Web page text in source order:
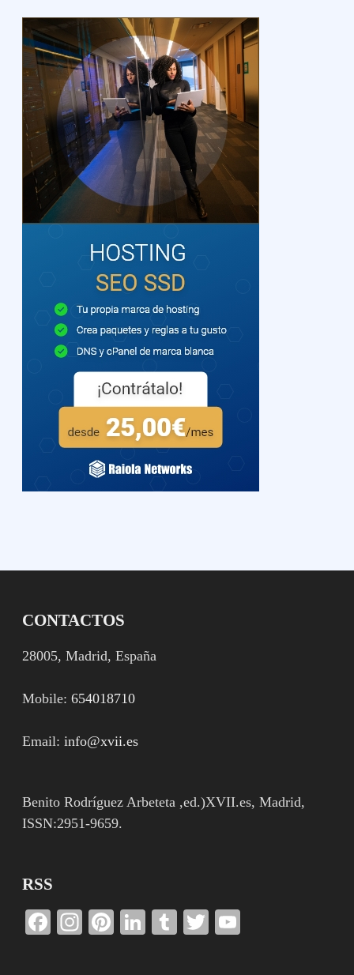
CONTACTOS
28005, Madrid, España
Mobile:654018710
Email:info@xvii.es
Benito Rodríguez Arbeteta ,ed.)XVII.es, Madrid,
ISSN:2951-9659.
RSS
Facebook
Instagram
Pinterest
LinkedIn
TumblrTwitter